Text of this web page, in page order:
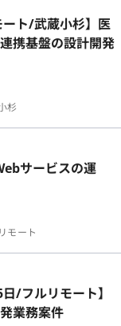
ト/武蔵小杉】医
携基盤の設計開発
杉
サービスの運
モート
/フルリモート】
業務案件